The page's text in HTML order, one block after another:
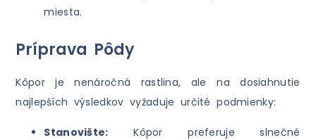
miesta.
Príprava Pôdy
Kôpor je nenáročná rastlina, ale na dosiahnutie
najlepších výsledkov vyžaduje určité podmienky:
Stanovište: Kôpor preferuje slnečné